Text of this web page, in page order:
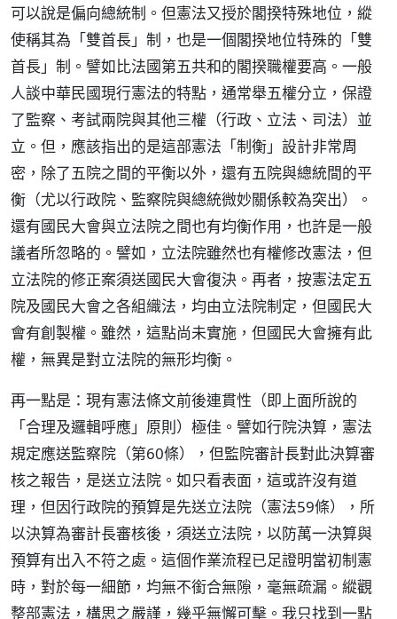
可以說是偏向總統制。但憲法又授於閣揆特殊地位，縱
使稱其為「雙首長」制，也是一個閣揆地位特殊的「雙
首長」制。譬如比法國第五共和的閣揆職權要高。一般
人談中華民國現行憲法的特點，通常舉五權分立，保證
了監察、考試兩院與其他三權（行政、立法、司法）並
立。但，應該指出的是這部憲法「制衡」設計非常周
密，除了五院之間的平衡以外，還有五院與總統間的平
衡（尤以行政院、監察院與總統微妙關係較為突出）。
還有國民大會與立法院之間也有均衡作用，也許是一般
議者所忽略的。譬如，立法院雖然也有權修改憲法，但
立法院的修正案須送國民大會復決。再者，按憲法定五
院及國民大會之各組織法，均由立法院制定，但國民大
會有創製權。雖然，這點尚未實施，但國民大會擁有此
權，無異是對立法院的無形均衡。
再一點是：現有憲法條文前後連貫性（即上面所說的
「合理及邏輯呼應」原則）極佳。譬如行院決算，憲法
規定應送監察院（第60條），但監院審計長對此決算審
核之報告，是送立法院。如只看表面，這或許沒有道
理，但因行政院的預算是先送立法院（憲法59條），所
以決算為審計長審核後，須送立法院，以防萬一決算與
預算有出入不符之處。這個作業流程已足證明當初制憲
時，對於每一細節，均無不銜合無隙，毫無疏漏。縱觀
整部憲法，構思之嚴謹，幾乎無懈可擊。我只找到一點